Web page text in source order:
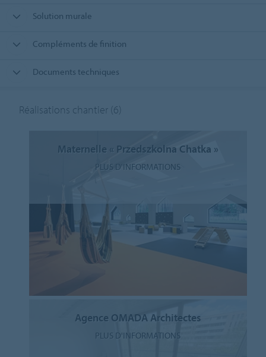
Solution murale
Compléments de finition
Documents techniques
Réalisations chantier (6)
Maternelle « Przedszkolna Chatka »
PLUS D'INFORMATIONS
Agence OMADA Architectes
PLUS D'INFORMATIONS